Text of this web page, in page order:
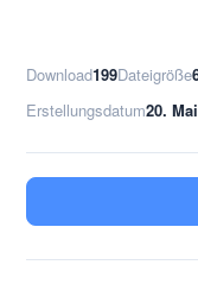
Download199Dateigröße
Erstellungsdatum20.